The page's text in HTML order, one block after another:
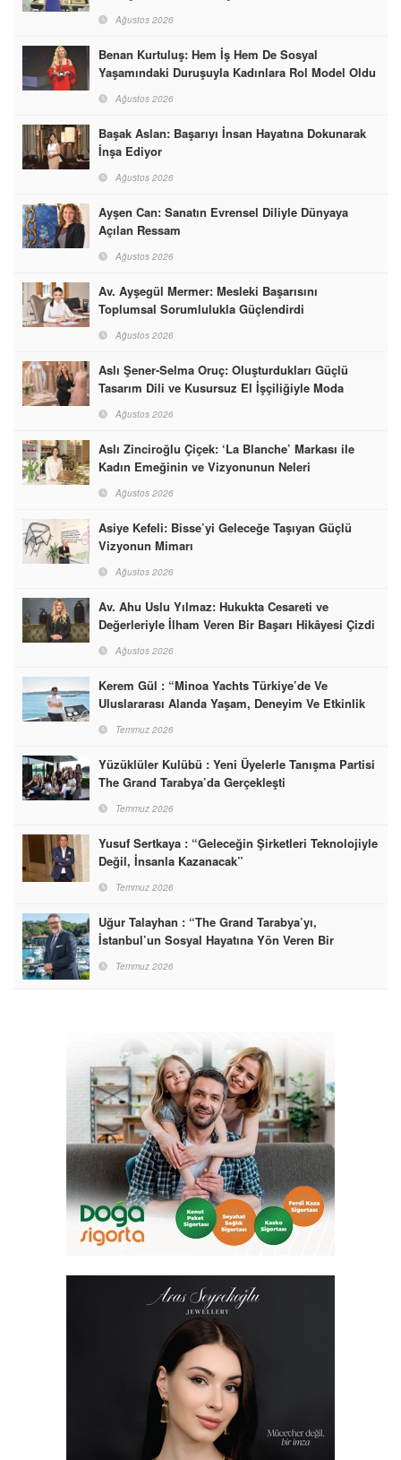
Ağustos 2026
Benan Kurtuluş: Hem İş Hem De Sosyal
Yaşamındaki Duruşuyla Kadınlara Rol Model Oldu
Ağustos 2026
Başak Aslan: Başarıyı İnsan Hayatına Dokunarak
İnşa Ediyor
Ağustos 2026
Ayşen Can: Sanatın Evrensel Diliyle Dünyaya
Açılan Ressam
Ağustos 2026
Av. Ayşegül Mermer: Mesleki Başarısını
Toplumsal Sorumlulukla Güçlendirdi
Ağustos 2026
Aslı Şener-Selma Oruç: Oluşturdukları Güçlü
Tasarım Dili ve Kusursuz El İşçiliğiyle Moda
Dünyasına İmzalarını Attılar
Ağustos 2026
Aslı Zinciroğlu Çiçek: ‘La Blanche’ Markası ile
Kadın Emeğinin ve Vizyonunun Neleri
Başarabileceğinin En Güzel Örneğini Sunuyor
Ağustos 2026
Asiye Kefeli: Bisse’yi Geleceğe Taşıyan Güçlü
Vizyonun Mimarı
Ağustos 2026
Av. Ahu Uslu Yılmaz: Hukukta Cesareti ve
Değerleriyle İlham Veren Bir Başarı Hikâyesi Çizdi
Ağustos 2026
Kerem Gül : “Minoa Yachts Türkiye’de Ve
Uluslararası Alanda Yaşam, Deneyim Ve Etkinlik
Markası Olacak”
Temmuz 2026
Yüzüklüler Kulübü : Yeni Üyelerle Tanışma Partisi
The Grand Tarabya’da Gerçekleşti
Temmuz 2026
Yusuf Sertkaya : “Geleceğin Şirketleri Teknolojiyle
Değil, İnsanla Kazanacak”
Temmuz 2026
Uğur Talayhan : “The Grand Tarabya’yı,
İstanbul’un Sosyal Hayatına Yön Veren Bir
Destinasyon Haline Getirmeyi Hedefliyorum”
Temmuz 2026